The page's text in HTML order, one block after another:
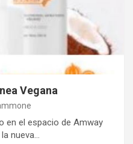
Vegana
en el espacio de Amway
nueva…